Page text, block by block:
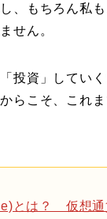
、もちろん私
せん。
投資」していく
らこそ、これ
とは？ 仮想通